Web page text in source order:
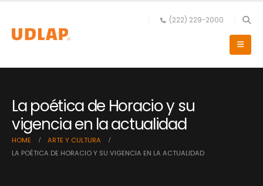
(222) 229-2000
La poética de Horacio y su
vigencia en la actualidad
HOME
ARTE Y CULTURA
LA POÉTICA DE HORACIO Y SU VIGENCIA EN LA ACTUALIDAD